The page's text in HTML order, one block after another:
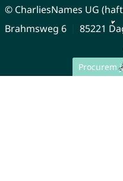
Procurem
© CharliesNames UG
Brahmsweg 6
85221